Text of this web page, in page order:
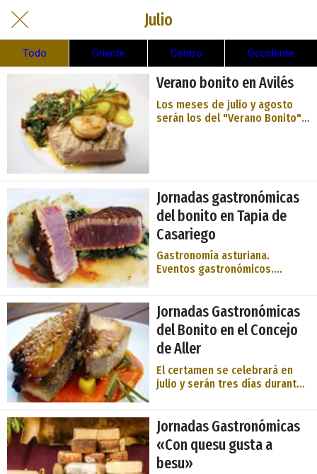
Julio
Todo Oriente Centro Occidente
Verano bonito en Avilés
Los meses de julio y agosto
serán los del "Verano Bonito",
Jornadas gastronómicas
del bonito en Tapia de
Casariego
Gastronomía asturiana.
Eventos gastronómicos.
Occidente de Asturias.
Comarca del Parque histórico
del Navia. Costa de Asturias.
Olas y playas ´surferas` como
Anguileiro, una capital que es
una de las villas marineras más
intere ...
Jornadas Gastronómicas
del Bonito en el Concejo
de Aller
El certamen se celebrará en
julio y serán tres días durante
establecimientos hosteleros
ofrecerán un menú, cuyo
principal ingrediente será el
bonito. Tanto el menú como las
tapas de las jornadas estar ...
Jornadas Gastronómicas
«Con quesu gusta a
besu»